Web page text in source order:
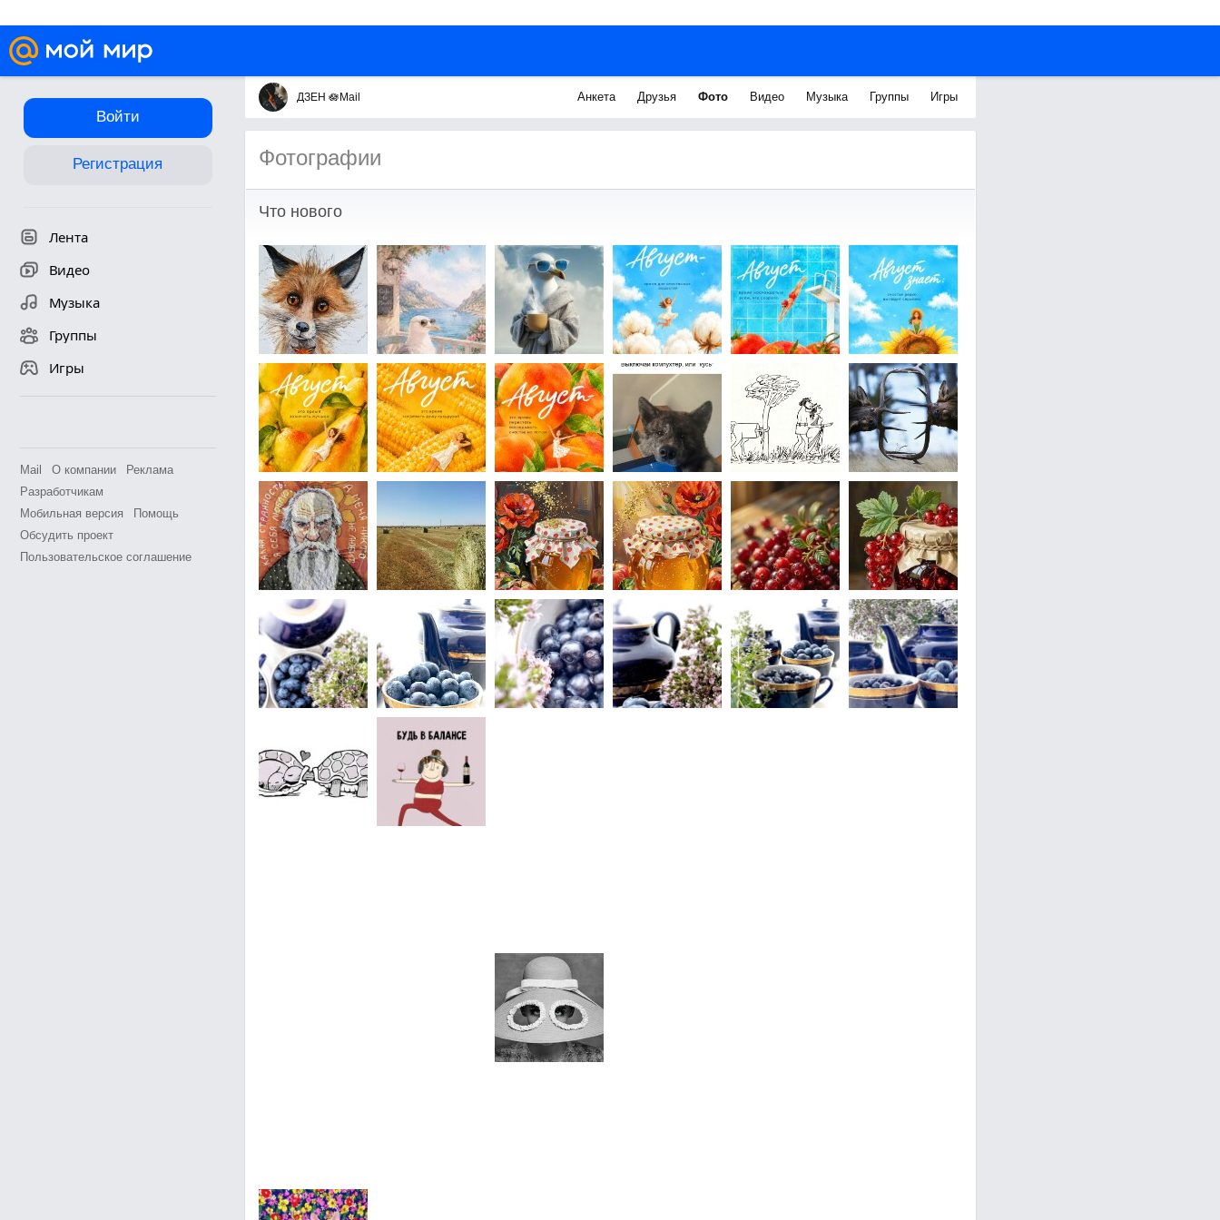
Войти
Регистрация
Лента
Видео
Музыка
Группы
Игры
Mail О компании
Реклама
Разработчикам
Мобильная версия
Помощь
Обсудить проект
Пользовательское соглашение
ДЗЕН 🪷Mail Анкета Друзья Фото Видео Музыка Группы Игры
Фотографии
Что нового